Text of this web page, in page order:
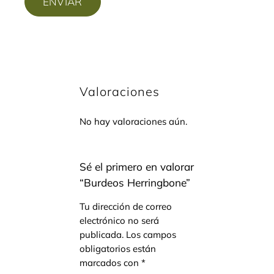
Valoraciones
No hay valoraciones aún.
Sé el primero en valorar
“Burdeos Herringbone”
Tu dirección de correo
electrónico no será
publicada. Los campos
obligatorios están
marcados con *